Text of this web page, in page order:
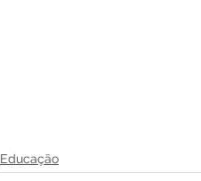
Educação